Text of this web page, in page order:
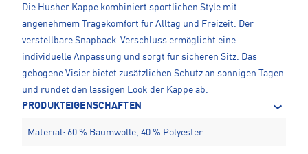
Die Husher Kappe kombiniert sportlichen Style mit
angenehmem Tragekomfort für Alltag und Freizeit. Der
verstellbare Snapback-Verschluss ermöglicht eine
individuelle Anpassung und sorgt für sicheren Sitz. Das
gebogene Visier bietet zusätzlichen Schutz an sonnigen Tagen
und rundet den lässigen Look der Kappe ab.
PRODUKTEIGENSCHAFTEN
Material: 60 % Baumwolle, 40 % Polyester